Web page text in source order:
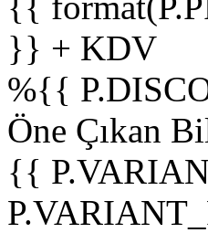
}} + KDV
%{{
Öne Çıkan
{{